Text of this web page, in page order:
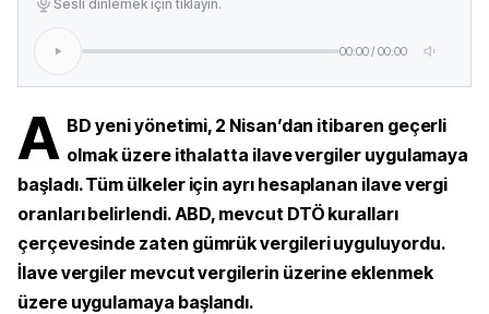
Sesli dinlemek için tıklayın.
00:00/00:00
A BD yeni yönetimi, 2 Nisan’dan itibaren geçerli
olmak üzere ithalatta ilave vergiler uygulamaya
başladı. Tüm ülkeler için ayrı hesaplanan ilave vergi
oranları belirlendi. ABD, mevcut DTÖ kuralları
çerçevesinde zaten gümrük vergileri uyguluyordu.
İlave vergiler mevcut vergilerin üzerine eklenmek
üzere uygulamaya başlandı.